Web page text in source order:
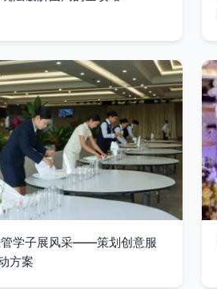
管学子展风采——策划创意服
方案